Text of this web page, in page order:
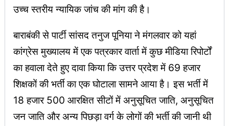
उच्च स्तरीय न्यायिक जांच की मांग की है।
बाराबंकी से पार्टी सांसद तनुज पूनिया ने मंगलवार को यहां
कांग्रेस मुख्यालय में एक पत्रकार वार्ता में कुछ मीडिया रिपोर्टों
का हवाला देते हुए दावा किया कि उत्तर प्रदेश में 69 हजार
शिक्षकों की भर्ती का एक घोटाला सामने आया है। इस भर्ती में
18 हजार 500 आरक्षित सीटों में अनुसूचित जाति, अनुसूचित
जन जाति और अन्य पिछड़ा वर्ग के लोगों की भर्ती की जानी थी